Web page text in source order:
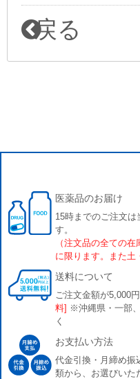
戻る
医薬品のお届け
15時までのご注文は
す。
（注文品の全ての
に限ります。また土
送料について
ご注文金額が5,000
料] ※沖縄県・一部
く
お支払い方法
代金引換・月締め振
類から、お選びいた